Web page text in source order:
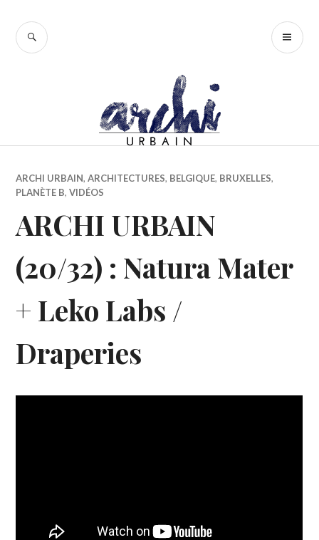
contenu
RECHERCHE
ARCHI URBAIN,ARCHITECTURES, BELGIQUE, BRUXELLES,
PLANÈTE B,VIDÉOS
ARCHI URBAIN
(20/32) : Natura Mater
+ Leko Labs /
Draperies